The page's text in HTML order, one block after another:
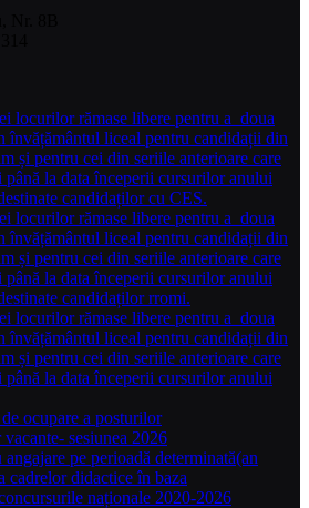
locurilor rămase libere pentru a doua
învățământul liceal pentru candidații din
și pentru cei din seriile anterioare care
la data începerii cursurilor anului
candidaților cu CES.
locurilor rămase libere pentru a doua
învățământul liceal pentru candidații din
și pentru cei din seriile anterioare care
la data începerii cursurilor anului
candidaților rromi.
locurilor rămase libere pentru a doua
învățământul liceal pentru candidații din
și pentru cei din seriile anterioare care
la data începerii cursurilor anului
ocupare a posturilor
sesiunea 2026
pe perioadă determinată(an
cadrelor didactice în baza
naționale 2020-2026